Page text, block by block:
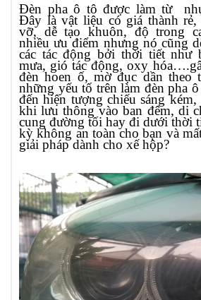
Đèn pha ô tô được làm từ
Đây là vật liệu có giá thành
vỡ, dễ tạo khuôn, độ trong
nhiều ưu điểm nhưng nó cũng
các tác động bởi thời tiết như
mưa, gió tác động, oxy
đèn hoen ố, mờ đục dần
những yếu tố trên làm đèn pha
đến hiện tượng chiếu sáng
khi lưu thông vào ban đêm, di
cung đường tối hay đi dưới thời
kỳ không an toàn cho bạn và
giải pháp dành cho xế hộp?